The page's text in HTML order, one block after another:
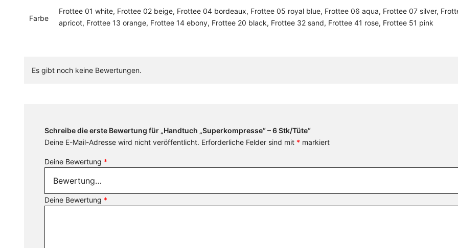
Farbe
Frottee 01 white, Frottee 02 beige, Frottee 04 bordeaux, Frottee 05 royal blue, Frottee 06 aqua, Frottee 07 silver,
apricot, Frottee 13 orange, Frottee 14 ebony, Frottee 20 black, Frottee 32 sand, Frottee 41 rose, Frottee 51 pink
Es gibt noch keine Bewertungen.
Schreibe die erste Bewertung für „Handtuch „Superkompresse“ – 6 Stk/Tüte“
Deine E-Mail-Adresse wird nicht veröffentlicht. Erforderliche Felder sind mit * markiert
Deine Bewertung *
Deine Bewertung *